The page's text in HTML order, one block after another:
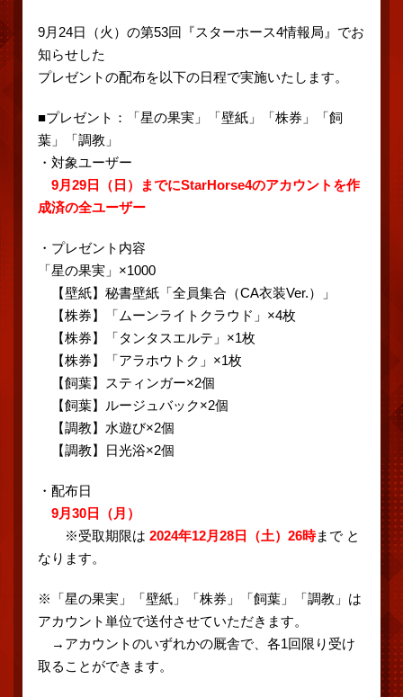
9月24日（火）の第53回『スターホース4情報局』でお
知らせした
プレゼントの配布を以下の日程で実施いたします。
■プレゼント：「星の果実」「壁紙」「株券」「飼
葉」「調教」
・対象ユーザー
9月29日（日）までにStarHorse4のアカウントを作
成済の全ユーザー
・プレゼント内容
「星の果実」×1000
【壁紙】秘書壁紙「全員集合（CA衣装Ver.）」
【株券】「ムーンライトクラウド」×4枚
【株券】「タンタスエルテ」×1枚
【株券】「アラホウトク」×1枚
【飼葉】スティンガー×2個
【飼葉】ルージュバック×2個
【調教】水遊び×2個
【調教】日光浴×2個
・配布日
9月30日（月）
※受取期限は 2024年12月28日（土）26時まで と
なります。
※「星の果実」「壁紙」「株券」「飼葉」「調教」は
アカウント単位で送付させていただきます。
→アカウントのいずれかの厩舎で、各1回限り受け
取ることができます。